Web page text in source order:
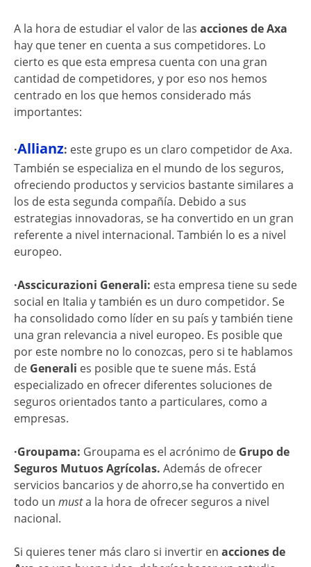
A la hora de estudiar el valor de las acciones de Axa
hay que tener en cuenta a sus competidores. Lo
cierto es que esta empresa cuenta con una gran
cantidad de competidores, y por eso nos hemos
centrado en los que hemos considerado más
importantes:
·Allianz: este grupo es un claro competidor de Axa.
También se especializa en el mundo de los seguros,
ofreciendo productos y servicios bastante similares a
los de esta segunda compañía. Debido a sus
estrategias innovadoras, se ha convertido en un gran
referente a nivel internacional. También lo es a nivel
europeo.
·Asscicurazioni Generali: esta empresa tiene su sede
social en Italia y también es un duro competidor. Se
ha consolidado como líder en su país y también tiene
una gran relevancia a nivel europeo. Es posible que
por este nombre no lo conozcas, pero si te hablamos
de Generali es posible que te suene más. Está
especializado en ofrecer diferentes soluciones de
seguros orientados tanto a particulares, como a
empresas.
·Groupama: Groupama es el acrónimo de Grupo de
Seguros Mutuos Agrícolas. Además de ofrecer
servicios bancarios y de ahorro,se ha convertido en
todo un musta la hora de ofrecer seguros a nivel
nacional.
Si quieres tener más claro si invertir en acciones de